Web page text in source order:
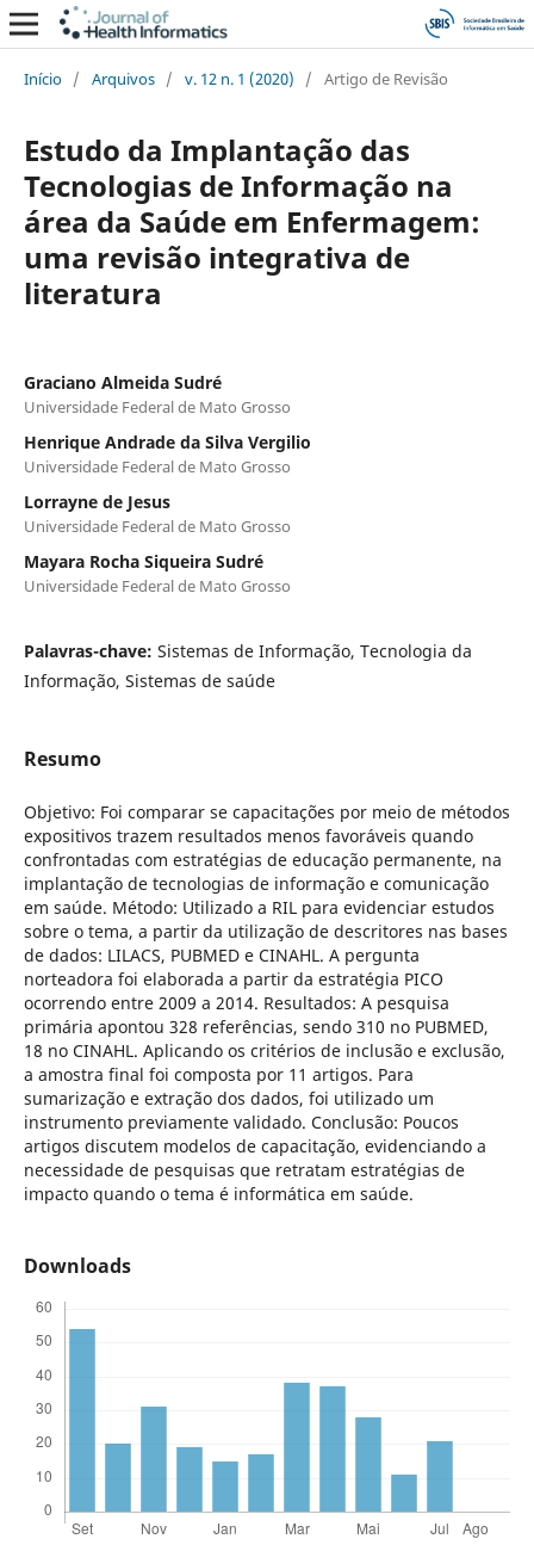
Início / Arquivos / v. 12 n. 1 (2020) / Artigo de Revisão
Estudo da Implantação das
Tecnologias de Informação na
área da Saúde em Enfermagem:
uma revisão integrativa de
literatura
Graciano Almeida Sudré
Universidade Federal de Mato Grosso
Henrique Andrade da Silva Vergilio
Universidade Federal de Mato Grosso
Lorrayne de Jesus
Universidade Federal de Mato Grosso
Mayara Rocha Siqueira Sudré
Universidade Federal de Mato Grosso
Palavras-chave: Sistemas de Informação, Tecnologia da
Informação, Sistemas de saúde
Resumo
Objetivo: Foi comparar se capacitações por meio de métodos
expositivos trazem resultados menos favoráveis quando
confrontadas com estratégias de educação permanente, na
implantação de tecnologias de informação e comunicação
em saúde. Método: Utilizado a RIL para evidenciar estudos
sobre o tema, a partir da utilização de descritores nas bases
de dados: LILACS, PUBMED e CINAHL. A pergunta
norteadora foi elaborada a partir da estratégia PICO
ocorrendo entre 2009 a 2014. Resultados: A pesquisa
primária apontou 328 referências, sendo 310 no PUBMED,
18 no CINAHL. Aplicando os critérios de inclusão e exclusão,
a amostra final foi composta por 11 artigos. Para
sumarização e extração dos dados, foi utilizado um
instrumento previamente validado. Conclusão: Poucos
artigos discutem modelos de capacitação, evidenciando a
necessidade de pesquisas que retratam estratégias de
impacto quando o tema é informática em saúde.
Downloads